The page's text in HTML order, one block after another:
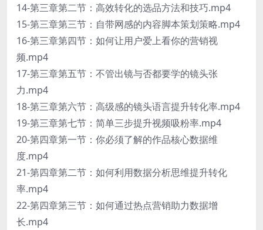
14-第三章第二节：高效转化的选品方法和技巧.mp4
15-第三章第三节：自带网感的内容脚本策划策略.mp4
16-第三章第四节：如何让用户爱上看你的营销视
频.mp4
17-第三章第五节：不管出镜与否都要学的镜头张
力.mp4
18-第三章第六节：高级感的镜头语言提升转化率.mp4
19-第三章第七节：简单三步提升视频吸粉率.mp4
20-第四章第一节：你必须了解的作品核心数据维
度.mp4
21-第四章第二节：如何利用数据分析思维提升转化
率.mp4
22-第四章第三节：如何通过热点营销助力数据增
长.mp4